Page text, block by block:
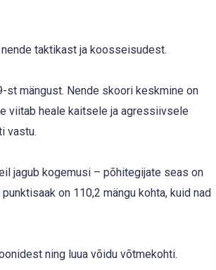
taktikast ja koosseisudest.
st mängust. Nende skoori keskmine on
viitab heale kaitsele ja agressiivsele
vastu.
jagub kogemusi – põhitegijate seas on
on 110,2 mängu kohta, kuid nad
ning luua võidu võtmekohti.